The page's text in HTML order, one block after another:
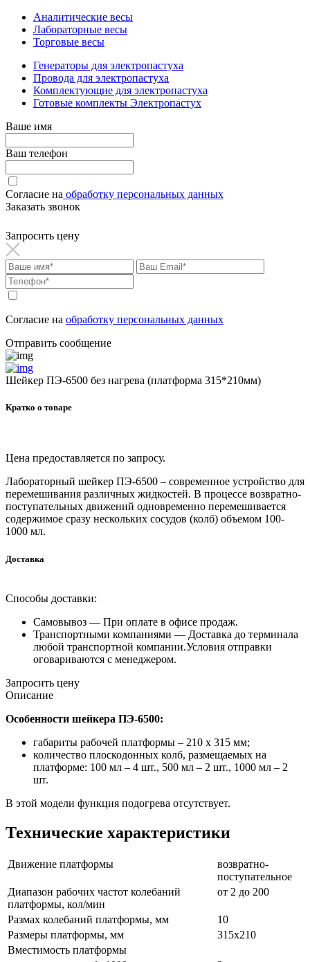
Аналитические весы
Лабораторные весы
Торговые весы
Генераторы для электропастуха
Провода для электропастуха
Комплектующие для электропастуха
Готовые комплекты Электропастух
Ваше имя
Ваш телефон
Согласие на обработку персональных данных
Заказать звонок
Запросить цену
Согласие на обработку персональных данных
Отправить сообщение
Шейкер ПЭ-6500 без нагрева (платформа 315*210мм)
Кратко о товаре
Цена предоставляется по запросу.
Лабораторный шейкер ПЭ-6500 – современное устройство для
перемешивания различных жидкостей. В процессе возвратно-
поступательных движений одновременно перемешивается
содержимое сразу нескольких сосудов (колб) объемом 100-
1000 мл.
Доставка
Способы доставки:
Самовывоз — При оплате в офисе продаж.
Транспортными компаниями — Доставка до терминала
любой транспортной компании.Условия отправки
оговариваются с менеджером.
Запросить цену
Описание
Особенности шейкера ПЭ-6500:
габариты рабочей платформы – 210 х 315 мм;
количество плоскодонных колб, размещаемых на
платформе: 100 мл – 4 шт., 500 мл – 2 шт., 1000 мл – 2
шт.
В этой модели функция подогрева отсутствует.
Технические характеристики
Движение платфоpмы
возвратно-
поступательное
Диапазон рабочих частот колебаний
платформы, кол/мин
от 2 до 200
Размах колебаний платформы, мм
10
Размеры платформы, мм
315х210
Вместимость платфоpмы